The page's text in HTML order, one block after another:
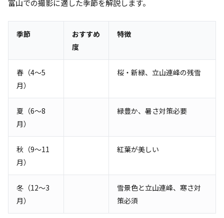
富山での撮影に適した季節を解説します。
季節
おすすめ
度
特徴
春（4〜5
月）
桜・新緑、立山連峰の残雪
夏（6〜8
月）
緑豊か、暑さ対策必要
秋（9〜11
月）
紅葉が美しい
冬（12〜3
月）
雪景色と立山連峰、寒さ対
策必須